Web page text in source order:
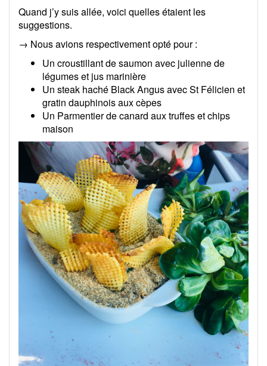
Quand j’y suis allée, voici quelles étaient les
suggestions.
→ Nous avions respectivement opté pour :
Un croustillant de saumon avec julienne de
légumes et jus marinière
Un steak haché Black Angus avec St Félicien et
gratin dauphinois aux cèpes
Un Parmentier de canard aux truffes et chips
maison